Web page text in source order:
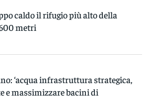
caldo il rifugio più alto della
metri
‘acqua infrastruttura strategica,
e massimizzare bacini di